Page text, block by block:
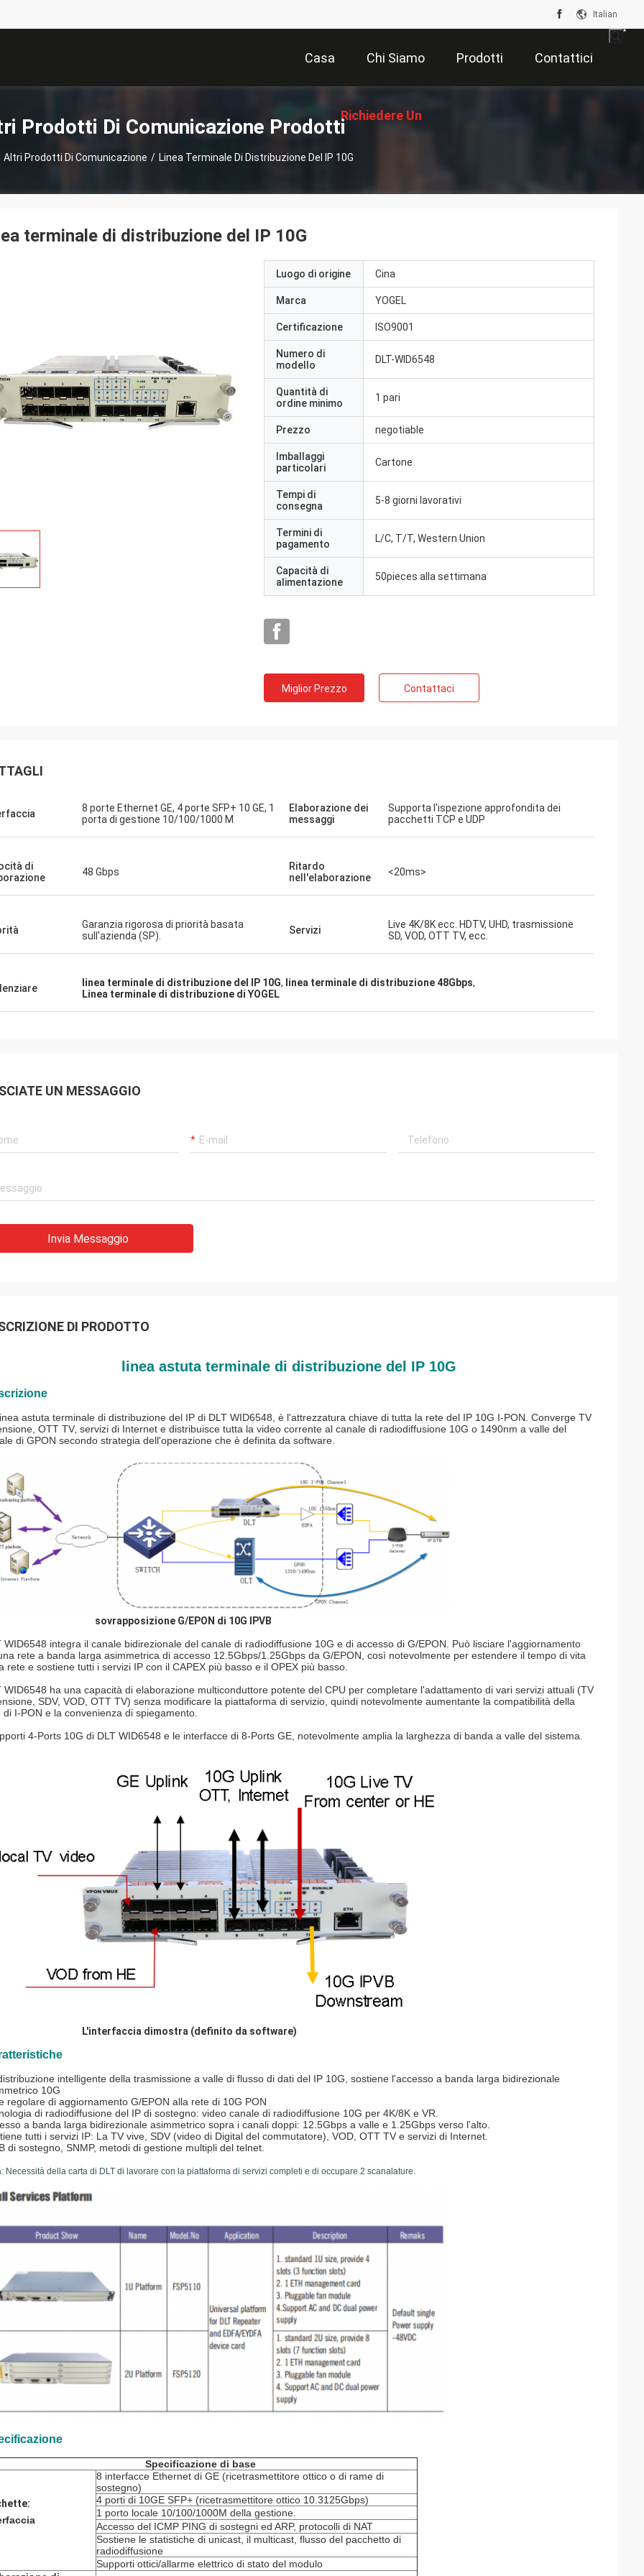
Italian
Casa Chi Siamo Prodotti Contattici
Richiedere Un
Prodotti Di Comunicazione Prodotti
Altri Prodotti Di Comunicazione / Linea Terminale Di Distribuzione Del IP 10G
Russa
professionisti. Sono attenti e reattivi.
terminale di distribuzione del IP 10G
Luogo di origine Cina
Marca YOGEL
Certificazione ISO9001
Numero di
modello
DLT-WID6548
Quantità di
ordine minimo
1 pari
Prezzo negotiable
Imballaggi
particolari
Cartone
Tempi di
consegna
5-8 giorni lavorativi
Termini di
pagamento
L/C, T/T, Western Union
Capacità di
alimentazione
50pieces alla settimana
Miglior Prezzo Contattaci
8 porte Ethernet GE, 4 porte SFP+ 10 GE, 1
porta di gestione 10/100/1000 M
Elaborazione dei
messaggi
Supporta l'ispezione approfondita dei
pacchetti TCP e UDP
di
48 Gbps
Ritardo
nell'elaborazione
<20ms>
Garanzia rigorosa di priorità basata
sull'azienda (SP).
Servizi
Live 4K/8K ecc. HDTV, UHD, trasmissione
SD, VOD, OTT TV, ecc.
linea terminale di distribuzione del IP 10G, linea terminale di distribuzione 48Gbps,
Linea terminale di distribuzione di YOGEL
UN MESSAGGIO
Invia Messaggio
DI PRODOTTO
linea astuta terminale di distribuzione del IP 10G
astuta terminale di distribuzione del IP di DLT WID6548, è l'attrezzatura chiave di tutta la rete del IP 10G I-PON. Converge TV
OTT TV, servizi di Internet e distribuisce tutta la video corrente al canale di radiodiffusione 10G o 1490nm a valle del
di GPON secondo strategia dell'operazione che è definita da software.
sovrapposizione G/EPON di 10G IPVB
WID6548 integra il canale bidirezionale del canale di radiodiffusione 10G e di accesso di G/EPON. Può lisciare l'aggiornamento
rete a banda larga asimmetrica di accesso 12.5Gbps/1.25Gbps da G/EPON, così notevolmente per estendere il tempo di vita
rete e sostiene tutti i servizi IP con il CAPEX più basso e il OPEX più basso.
WID6548 ha una capacità di elaborazione multiconduttore potente del CPU per completare l'adattamento di vari servizi attuali (TV
SDV, VOD, OTT TV) senza modificare la piattaforma di servizio, quindi notevolmente aumentante la compatibilità della
di I-PON e la convenienza di spiegamento.
4-Ports 10G di DLT WID6548 e le interfacce di 8-Ports GE, notevolmente amplia la larghezza di banda a valle del sistema.
L'interfaccia dimostra (definito da software)
intelligente della trasmissione a valle di flusso di dati del IP 10G, sostiene l'accesso a banda larga bidirezionale
10G
regolare di aggiornamento G/EPON alla rete di 10G PON
di radiodiffusione del IP di sostegno: video canale di radiodiffusione 10G per 4K/8K e VR.
a banda larga bidirezionale asimmetrico sopra i canali doppi: 12.5Gbps a valle e 1.25Gbps verso l'alto.
tutti i servizi IP: La TV vive, SDV (video di Digital del commutatore), VOD, OTT TV e servizi di Internet.
di sostegno, SNMP, metodi di gestione multipli del telnet.
Necessità della carta di DLT di lavorare con la piattaforma di servizi completi e di occupare 2 scanalature.
Specificazione di base
8 interfacce Ethernet di GE (ricetrasmettitore ottico o di rame di
sostegno)
4 porti di 10GE SFP+ (ricetrasmettitore ottico 10.3125Gbps)
1 porto locale 10/100/1000M della gestione.
Accesso del ICMP PING di sostegni ed ARP, protocolli di NAT
Sostiene le statistiche di unicast, il multicast, flusso del pacchetto di
radiodiffusione
Supporti ottici/allarme elettrico di stato del modulo